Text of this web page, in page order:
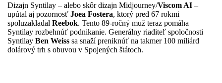
Dizajn Syntilay – alebo skôr dizajn Midjourney/Viscom AI –
upútal aj pozornosť Joea Fostera, ktorý pred 67 rokmi
spoluzakladal Reebok. Tento 89-ročný muž teraz pomáha
Syntilay rozbehnúť podnikanie. Generálny riaditeľ spoločnosti
Syntilay Ben Weiss sa snaží preniknúť na takmer 100 miliárd
dolárový trh s obuvou v Spojených štátoch.